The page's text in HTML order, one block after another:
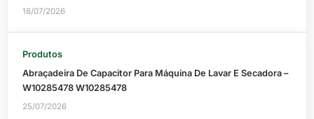
18/07/2026
Produtos
Abraçadeira De Capacitor Para Máquina De Lavar E Secadora –
W10285478 W10285478
25/07/2026